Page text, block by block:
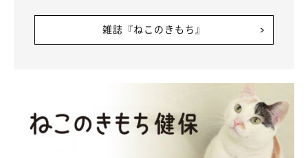
雑誌『ねこのきもち』